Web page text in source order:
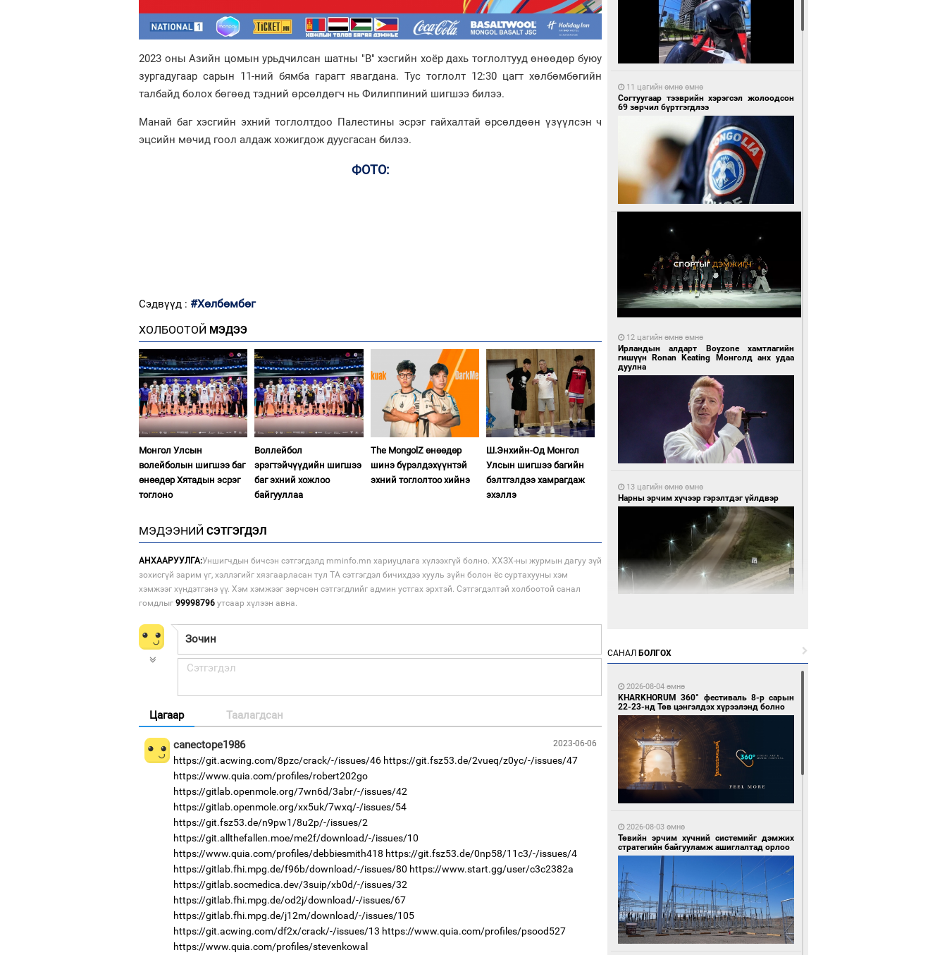
2023 оны Азийн цомын урьдчилсан шатны "В" хэсгийн хоёр дахь тоглолтууд өнөөдөр буюу
зургадугаар сарын 11-ний бямба гарагт явагдана. Тус тоглолт 12:30 цагт хөлбөмбөгийн
талбайд болох бөгөөд тэдний өрсөлдөгч нь Филиппиний шигшээ билээ.
Манай баг хэсгийн эхний тоглолтдоо Палестины эсрэг гайхалтай өрсөлдөөн үзүүлсэн ч
эцсийн мөчид гоол алдаж хожигдож дуусгасан билээ.
ФОТО:
Сэдвүүд : #Хөлбөмбөг
ХОЛБООТОЙ МЭДЭЭ
Монгол Улсын
волейболын шигшээ баг
өнөөдөр Хятадын эсрэг
тоглоно
Воллейбол
эрэгтэйчүүдийн шигшээ
баг эхний хожлоо
байгууллаа
The MongolZ өнөөдөр
шинэ бүрэлдэхүүнтэй
эхний тоглолтоо хийнэ
Ш.Энхийн-Од Монгол
Улсын шигшээ багийн
бэлтгэлдээ хамрагдаж
эхэллэ
МЭДЭЭНИЙ СЭТГЭГДЭЛ
АНХААРУУЛГА:Уншигчдын бичсэн сэтгэгдэлд mminfo.mn хариуцлага хүлээхгүй болно. ХХЗХ-ны журмын дагуу зүй
зохисгүй зарим үг, хэллэгийг хязгаарласан тул ТА сэтгэгдэл бичихдээ хууль зүйн болон ёс суртахууны хэм
хэмжээг хүндэтгэнэ үү. Хэм хэмжээг зөрчсөн сэтгэгдлийг админ устгах эрхтэй. Сэтгэгдэлтэй холбоотой санал
гомдлыг 99998796 утсаар хүлээн авна.
Цагаар Таалагдсан
2023-06-06
canectope1986
https://git.acwing.com/8pzc/crack/-/issues/46 https://git.fsz53.de/2vueq/z0yc/-/issues/47
https://www.quia.com/profiles/robert202go
https://gitlab.openmole.org/7wn6d/3abr/-/issues/42
https://gitlab.openmole.org/xx5uk/7wxq/-/issues/54
https://git.fsz53.de/n9pw1/8u2p/-/issues/2
https://git.allthefallen.moe/me2f/download/-/issues/10
https://www.quia.com/profiles/debbiesmith418 https://git.fsz53.de/0np58/11c3/-/issues/4
https://gitlab.fhi.mpg.de/f96b/download/-/issues/80 https://www.start.gg/user/c3c2382a
https://gitlab.socmedica.dev/3suip/xb0d/-/issues/32
https://gitlab.fhi.mpg.de/od2j/download/-/issues/67
https://gitlab.fhi.mpg.de/j12m/download/-/issues/105
https://git.acwing.com/df2x/crack/-/issues/13 https://www.quia.com/profiles/psood527
https://www.quia.com/profiles/stevenkowal
11 цагийн өмнө өмнө
Согтуугаар тээврийн хэрэгсэл жолоодсон
69 зөрчил бүртгэгдлээ
12 цагийн өмнө өмнө
Ирландын алдарт Boyzone хамтлагийн
гишүүн Ronan Keating Монголд анх удаа
дуулна
13 цагийн өмнө өмнө
Нарны эрчим хүчээр гэрэлтдэг үйлдвэр
14 цагийн өмнө өмнө
Өнөөдөр сондгой тоогоор төгссөн улсын
дугаартай автомашинтай иргэдэд шатахуун
олгоно
14 цагийн өмнө өмнө
УИХ-ын дарга С.Бямбацогт Сутай хайрхны
тэнгэрийг тахих тахилгад оролцлоо
САНАЛ БОЛГОХ
2026-08-04 өмнө
KHARKHORUM 360° фестиваль 8-р сарын
22-23-нд Төв цэнгэлдэх хүрээлэнд болно
2026-08-03 өмнө
Төвийн эрчим хүчний системийг дэмжих
стратегийн байгууламж ашиглалтад орлоо